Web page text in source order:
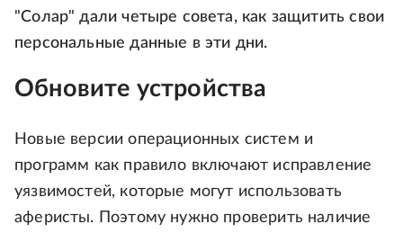
"Солар" дали четыре совета, как защитить свои
персональные данные в эти дни.
Обновите устройства
Новые версии операционных систем и
программ как правило включают исправление
уязвимостей, которые могут использовать
аферисты. Поэтому нужно проверить наличие